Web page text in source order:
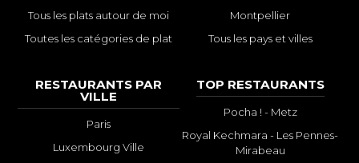
Tous les plats autour de moi
Toutes les catégories de plat
Montpellier
Tous les pays et villes
RESTAURANTS PAR
VILLE
Paris
Luxembourg Ville
TOP RESTAURANTS
Pocha ! - Metz
Royal Kechmara - Les Pennes-
Mirabeau